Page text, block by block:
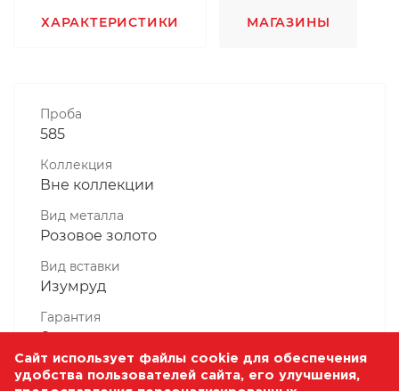
ХАРАКТЕРИСТИКИ МАГАЗИНЫ
Проба
585
Коллекция
Вне коллекции
Вид металла
Розовое золото
Вид вставки
Изумруд
Гарантия
6 месяцев
Комплектность, шт
Сайт использует файлы cookie для обеспечения
удобства пользователей сайта, его улучшения,